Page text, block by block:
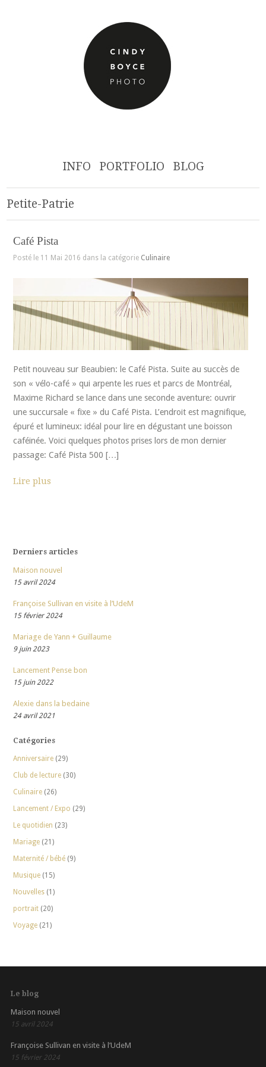
INFO PORTFOLIO BLOG
Petite-Patrie
Café Pista
Posté le 11 Mai 2016 dans la catégorie Culinaire
Petit nouveau sur Beaubien: le Café Pista. Suite au succès de
son « vélo-café » qui arpente les rues et parcs de Montréal,
Maxime Richard se lance dans une seconde aventure: ouvrir
une succursale « fixe » du Café Pista. L’endroit est magnifique,
épuré et lumineux: idéal pour lire en dégustant une boisson
caféinée. Voici quelques photos prises lors de mon dernier
passage: Café Pista 500 […]
Lire plus
Derniers articles
Maison nouvel
15 avril 2024
Françoise Sullivan en visite à l’UdeM
15 février 2024
Mariage de Yann + Guillaume
9 juin 2023
Lancement Pense bon
15 juin 2022
Alexie dans la bedaine
24 avril 2021
Catégories
Anniversaire(29)
Club de lecture(30)
Culinaire(26)
Lancement / Expo (29)
Le quotidien (23)
Mariage(21)
Maternité / bébé(9)
Musique(15)
Nouvelles(1)
portrait(20)
Voyage(21)
Le blog
Maison nouvel
15 avril 2024
Françoise Sullivan en visite à l’UdeM
15 février 2024